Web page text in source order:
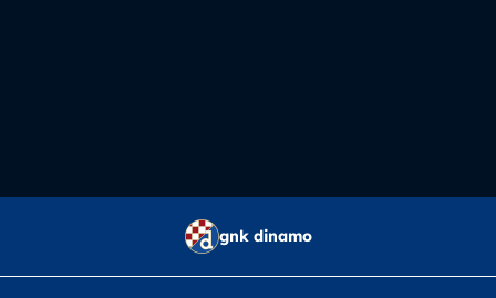
gnk dinamo